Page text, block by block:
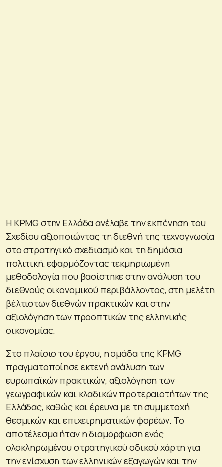
Η KPMG στην Ελλάδα ανέλαβε την εκπόνηση του
Σχεδίου αξιοποιώντας τη διεθνή της τεχνογνωσία
στο στρατηγικό σχεδιασμό και τη δημόσια
πολιτική, εφαρμόζοντας τεκμηριωμένη
μεθοδολογία που βασίστηκε στην ανάλυση του
διεθνούς οικονομικού περιβάλλοντος, στη μελέτη
βέλτιστων διεθνών πρακτικών και στην
αξιολόγηση των προοπτικών της ελληνικής
οικονομίας.
Στο πλαίσιο του έργου, η ομάδα της KPMG
πραγματοποίησε εκτενή ανάλυση των
ευρωπαϊκών πρακτικών, αξιολόγηση των
γεωγραφικών και κλαδικών προτεραιοτήτων της
Ελλάδας, καθώς και έρευνα με τη συμμετοχή
θεσμικών και επιχειρηματικών φορέων. Το
αποτέλεσμα ήταν η διαμόρφωση ενός
ολοκληρωμένου στρατηγικού οδικού χάρτη για
την ενίσχυση των ελληνικών εξαγωγών και την